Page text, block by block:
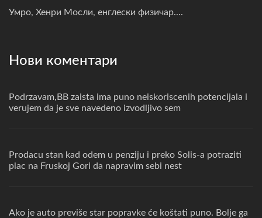
Умро, Хенри Мосли, енглески физичар....
Нови коментари
Podrzavam,BB zaista ima puno neiskoriscenih potencijala i
verujem da je sve navedeno izvodljivo sem
Prodacu stan kad odem u penziju i preko Solis-a potraziti
plac na Fruskoj Gori da napravim sebi nest
Ako je auto previše star popravke će koštati puno. Bolje ga